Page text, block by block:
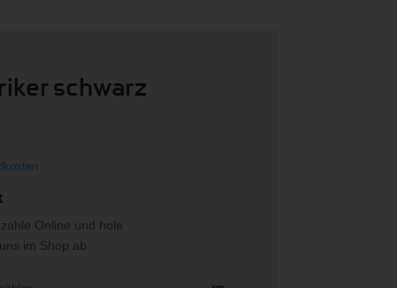
schwarz
Online und hole
im Shop ab.